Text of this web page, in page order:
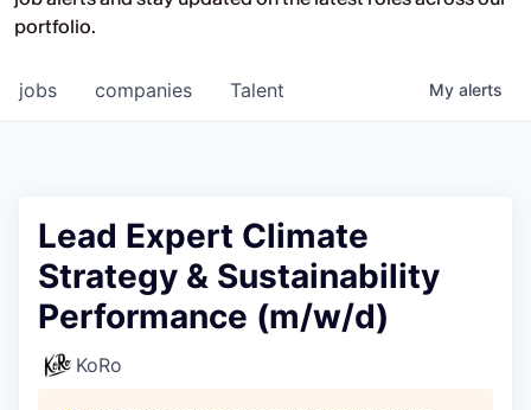
portfolio.
jobs companies Talent My alerts
Lead Expert Climate
Strategy & Sustainability
Performance (m/w/d)
KoRo